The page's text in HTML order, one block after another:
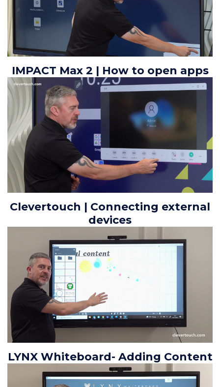
IMPACT Max 2 | How to open apps
Clevertouch | Connecting external
devices
LYNX Whiteboard- Adding Content